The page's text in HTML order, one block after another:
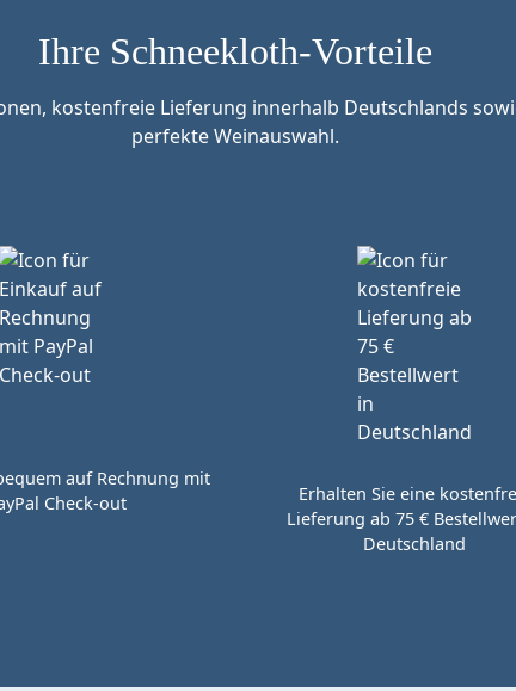
Ihre Schneekloth-Vorteile
kostenfreie Lieferung innerhalb Deutschlands
perfekte Weinauswahl.
auf Rechnung mit
Check-out
Erhalten Sie eine
Lieferung ab 75 €
Deutschland